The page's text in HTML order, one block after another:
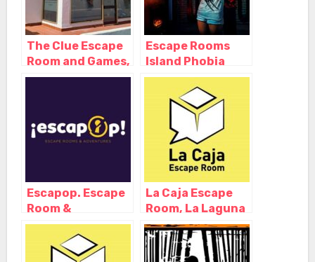
The Clue Escape
Room and Games,
Puerto de la Cruz
Escape Rooms
Island Phobia
Tenerife, Playa
de la Américas –
Santa Cruz de
Tenerife
Escapop. Escape
Room &
Adventures, El
Médano – Santa
Cruz de Tenerife
La Caja Escape
Room, La Laguna
– Santa Cruz de
Tenerife